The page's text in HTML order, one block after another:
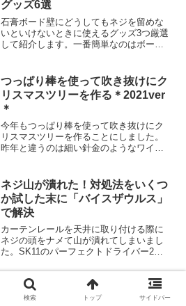
グッズ6選
石膏ボード壁にどうしてもネジを留めな
いといけないときに使えるグッズ3つ厳選
して紹介します。一番簡単なのはボード
ラー。スピードミニは木質系壁などにも
使えます。
つっぱり棒を使って吹き抜けにク
リスマスツリーを作る＊2021ver
＊
今年もつっぱり棒を使って吹き抜けにク
リスマスツリーを作ることにしました。
昨年と違うのは細い針金のようなワイヤ
設置は昨年より容易だった一方、光量が
不足しているように感じられました。
ネジ山が潰れた！対処法をいくつ
か試した末に「バイスザウルス」
で解決
カーテンレールを天井に取り付ける際に
ネジの頭をナメて山が潰れてしまいまし
た。SK11のパーフェクトドライバー2や
もダメで、エンジニアのネジザウルスVP-
3でようやくネジを回すことができまし
ダイソーの百均「穴埋めウッドパ
テ」で巾木の割れ目を埋めてみた
検索 トップ サイドバー